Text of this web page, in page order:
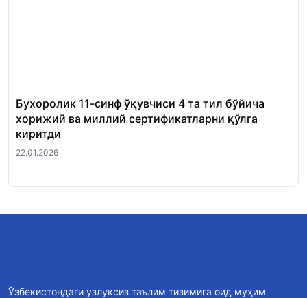
Бухоролик 11-синф ўқувчиси 4 та тил бўйича
хорижий ва миллий сертификатларни қўлга
киритди
22.01.2026
Ўзбекистондаги узлуксиз таълим тизимига оид муҳим